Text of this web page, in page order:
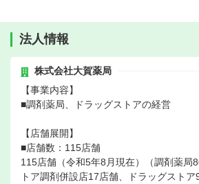
法人情報
株式会社大賀薬局
【事業内容】
■調剤薬局、ドラッグストアの経営
【店舗展開】
■店舗数：115店舗
115店舗（令和5年8月現在）（調剤薬局
トア調剤併設店17店舗、ドラッグスト